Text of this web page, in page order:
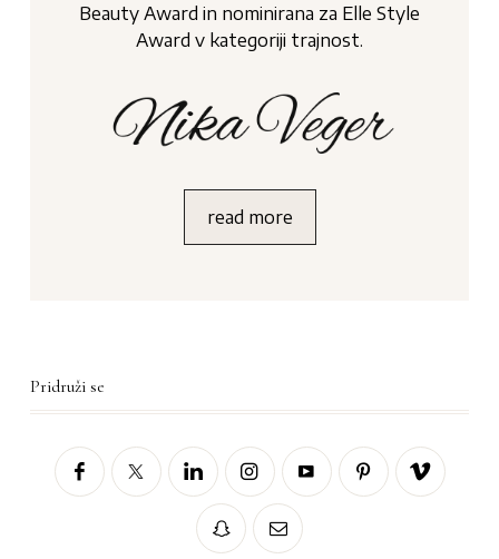
Beauty Award in nominirana za Elle Style
Award v kategoriji trajnost.
read more
Pridruži se